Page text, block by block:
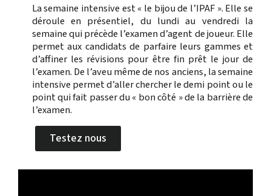
La semaine intensive est « le bijou de l’IPAF ». Elle se
déroule en présentiel, du lundi au vendredi la
semaine qui précède l’examen d’agent de joueur. Elle
permet aux candidats de parfaire leurs gammes et
d’affiner les révisions pour être fin prêt le jour de
l’examen. De l’aveu même de nos anciens, la semaine
intensive permet d’aller chercher le demi point ou le
point qui fait passer du « bon côté » de la barrière de
l’examen.
Testez nous